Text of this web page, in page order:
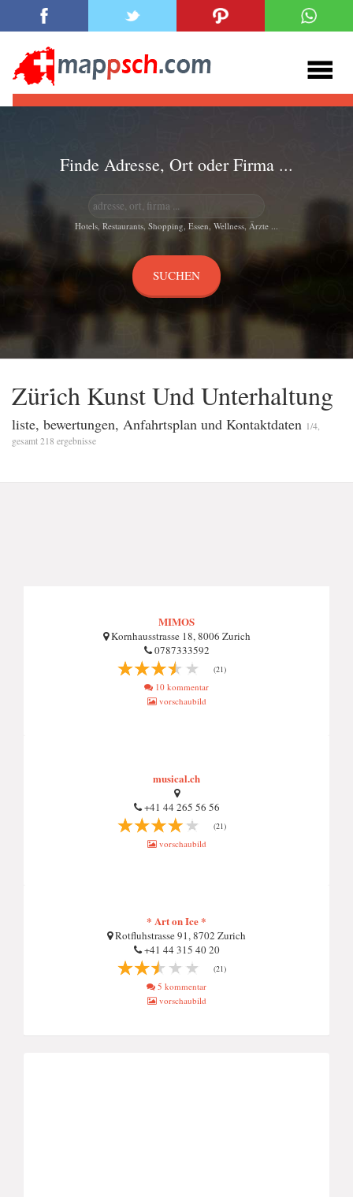
Finde Adresse, Ort oder Firma ...
Hotels, Restaurants, Shopping, Essen, Wellness, Ärzte ...
Züri̇ch Kunst Und Unterhaltung
liste, bewertungen, Anfahrtsplan und Kontaktdaten 1/4,
gesamt 218 ergebnisse
MIMOS
Kornhausstrasse 18, 8006 Zurich
0787333592
(21)
10 kommentar
vorschaubild
musical.ch
+41 44 265 56 56
(21)
vorschaubild
* Art on Ice *
Rotfluhstrasse 91, 8702 Zurich
+41 44 315 40 20
(21)
5 kommentar
vorschaubild